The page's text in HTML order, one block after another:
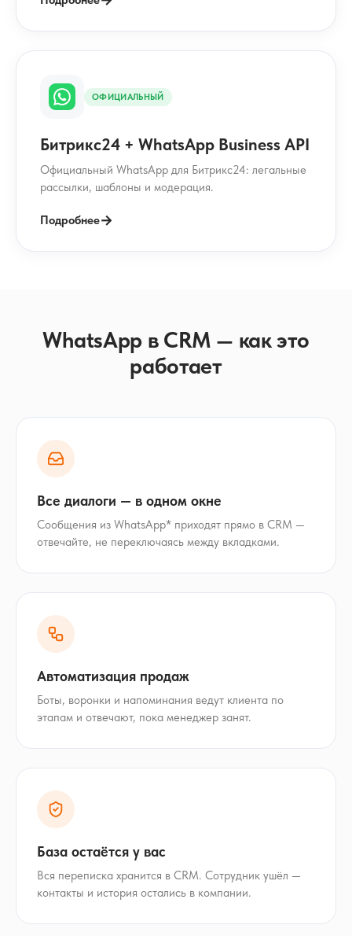
ОФИЦИАЛЬНЫЙ
Битрикс24 + WhatsApp Business API
Официальный WhatsApp для Битрикс24: легальные
рассылки, шаблоны и модерация.
Подробнее→
WhatsApp в CRM — как это
работает
Все диалоги — в одном окне
Сообщения из WhatsApp* приходят прямо в CRM —
отвечайте, не переключаясь между вкладками.
Автоматизация продаж
Боты, воронки и напоминания ведут клиента по
этапам и отвечают, пока менеджер занят.
База остаётся у вас
Вся переписка хранится в CRM. Сотрудник ушёл —
контакты и история остались в компании.